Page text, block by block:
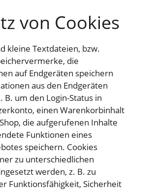
von Cookies
kleine Textdateien, bzw.
die
auf Endgeräten speichern
aus den Endgeräten
B. um den Login-Status in
einen Warenkorbinhalt
die aufgerufenen Inhalte
Funktionen eines
speichern. Cookies
zu unterschiedlichen
werden, z. B. zu
Funktionsfähigkeit, Sicherheit